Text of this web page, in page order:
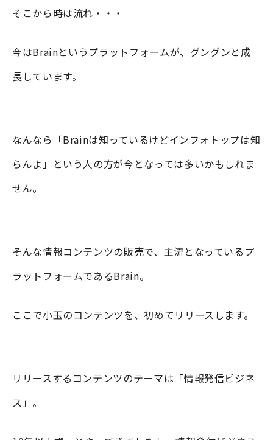
そこから時は流れ・・・
今はBrainというプラットフォームが、グングンと成
長しています。
なんなら「Brainは知っているけどインフォトップは知
らんよ」という人の方が今となっては多いかもしれま
せん。
そんな情報コンテンツの販売で、主流となっているプ
ラットフォームであるBrain。
ここで小玉のコンテンツを、初めてリリースします。
リリースするコンテンツのテーマは「情報発信ビジネ
ス」。